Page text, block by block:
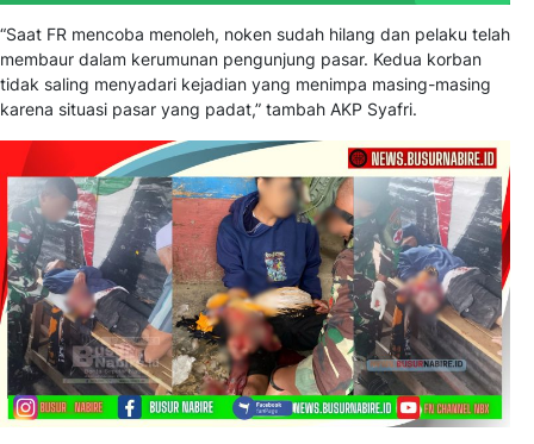
“Saat FR mencoba menoleh, noken sudah hilang dan pelaku telah
membaur dalam kerumunan pengunjung pasar. Kedua korban
tidak saling menyadari kejadian yang menimpa masing-masing
karena situasi pasar yang padat,” tambah AKP Syafri.